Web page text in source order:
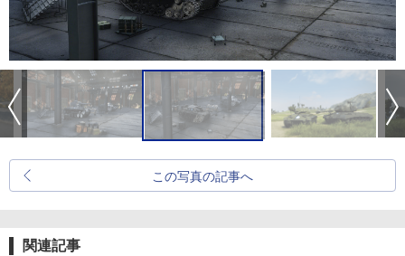
この写真の記事へ
関連記事